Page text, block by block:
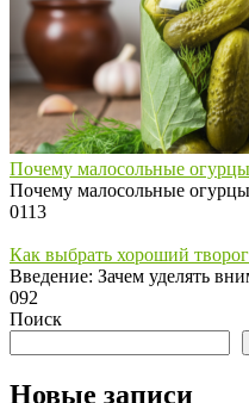
Почему малосольные
Почему малосольные
0113
Как выбрать хороший
Введение: Зачем уделять
092
Поиск
Новые записи